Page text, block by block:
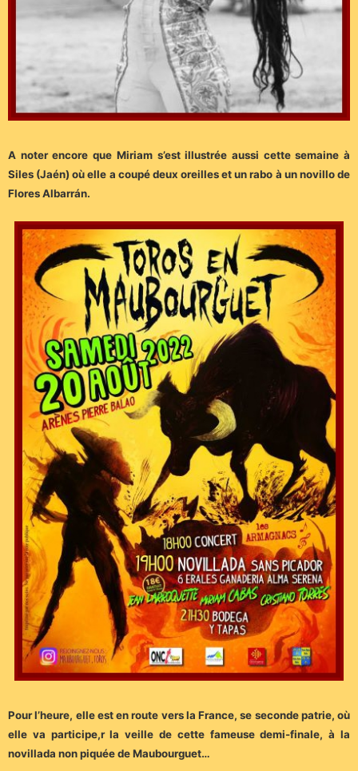
A noter encore que Miriam s’est illustrée aussi cette semaine à
Siles (Jaén) où elle a coupé deux oreilles et un rabo à un novillo de
Flores Albarrán.
Pour l’heure, elle est en route vers la France, se seconde patrie, où
elle va participe,r la veille de cette fameuse demi-finale, à la
novillada non piquée de Maubourguet…